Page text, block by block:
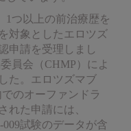
1つ以上の前治療歴を
対象としたエロツズ
申請を受理しまし
員会（CHMP）によ
た。エロツズマブ
のオーファンドラ
れた申請には、
試験のデータが含